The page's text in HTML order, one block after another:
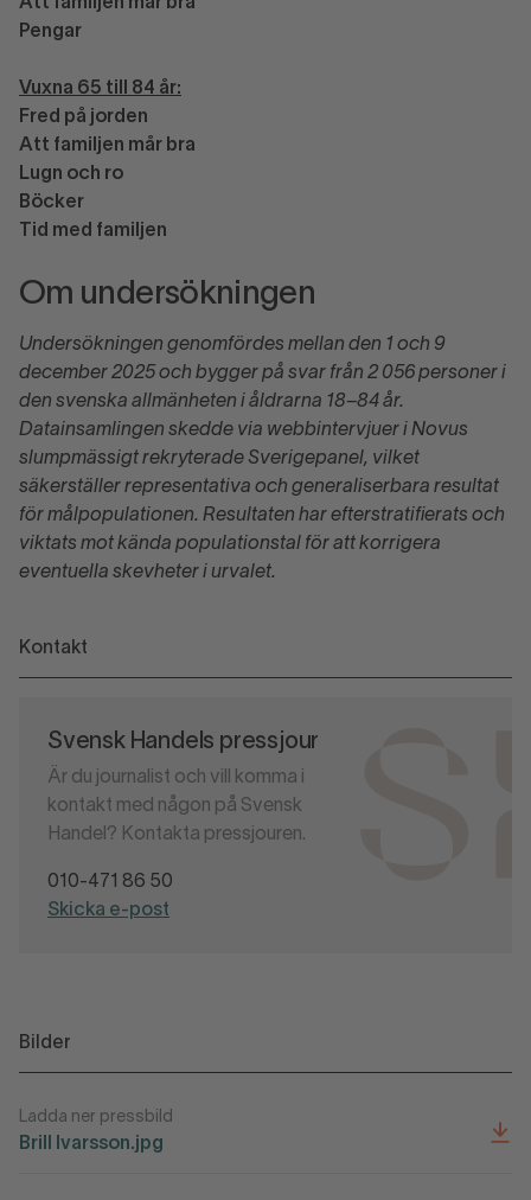
Att familjen mår bra
Pengar
Vuxna 65 till 84 år:
Fred på jorden
Att familjen mår bra
Lugn och ro
Böcker
Tid med familjen
Om undersökningen
Undersökningen genomfördes mellan den 1 och 9
december 2025 och bygger på svar från 2 056 personer i
den svenska allmänheten i åldrarna 18–84 år.
Datainsamlingen skedde via webbintervjuer i Novus
slumpmässigt rekryterade Sverigepanel, vilket
säkerställer representativa och generaliserbara resultat
för målpopulationen. Resultaten har efterstratifierats och
viktats mot kända populationstal för att korrigera
eventuella skevheter i urvalet.
Kontakt
Svensk Handels pressjour
Är du journalist och vill komma i
kontakt med någon på Svensk
Handel? Kontakta pressjouren.
010-471 86 50
Skicka e-post
Bilder
Ladda ner pressbild
Brill Ivarsson.jpg